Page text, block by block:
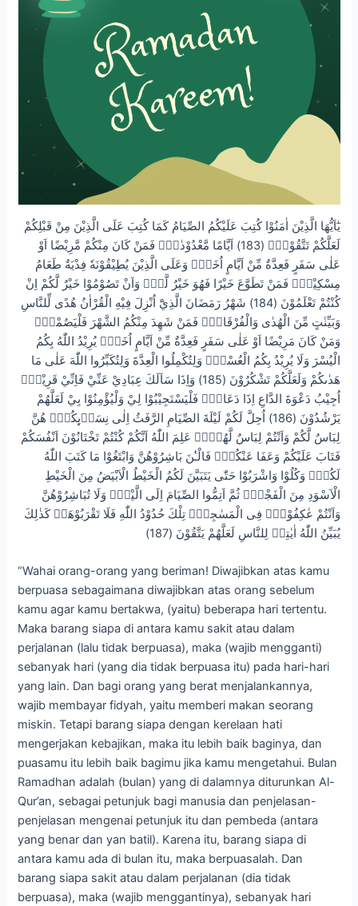
يٰٓاَيُّهَا الَّذِيْنَ اٰمَنُوْا كُتِبَ عَلَيْكُمُ الصِّيَامُ كَمَا كُتِبَ عَلَى الَّذِيْنَ مِنْ قَبْلِكُمْ
لَعَلَّكُمْ تَتَّقُوْنَۙ (183) اَيَّامًا مَّعْدُوْدٰتٍۗ فَمَنْ كَانَ مِنْكُمْ مَّرِيْضًا اَوْ
عَلٰى سَفَرٍ فَعِدَّةٌ مِّنْ اَيَّامٍ اُخَرَۗ وَعَلَى الَّذِيْنَ يُطِيْقُوْنَهٗ فِدْيَةٌ طَعَامُ
مِسْكِيْنٍۗ فَمَنْ تَطَوَّعَ خَيْرًا فَهُوَ خَيْرٌ لَّهٗۗ وَاَنْ تَصُوْمُوْا خَيْرٌ لَّكُمْ اِنْ
كُنْتُمْ تَعْلَمُوْنَ (184) شَهْرُ رَمَضَانَ الَّذِيْٓ اُنْزِلَ فِيْهِ الْقُرْاٰنُ هُدًى لِّلنَّاسِ
وَبَيِّنٰتٍ مِّنَ الْهُدٰى وَالْفُرْقَانِۚ فَمَنْ شَهِدَ مِنْكُمُ الشَّهْرَ فَلْيَصُمْهُۗ
وَمَنْ كَانَ مَرِيْضًا اَوْ عَلٰى سَفَرٍ فَعِدَّةٌ مِّنْ اَيَّامٍ اُخَرَۗ يُرِيْدُ اللّٰهُ بِكُمُ
الْيُسْرَ وَلَا يُرِيْدُ بِكُمُ الْعُسْرَۖ وَلِتُكْمِلُوا الْعِدَّةَ وَلِتُكَبِّرُوا اللّٰهَ عَلٰى مَا
هَدٰىكُمْ وَلَعَلَّكُمْ تَشْكُرُوْنَ (185) وَاِذَا سَاَلَكَ عِبَادِيْ عَنِّيْ فَاِنِّيْ قَرِيْبٌۗ
اُجِيْبُ دَعْوَةَ الدَّاعِ اِذَا دَعَانِۙ فَلْيَسْتَجِيْبُوْا لِيْ وَلْيُؤْمِنُوْا بِيْ لَعَلَّهُمْ
يَرْشُدُوْنَ (186) اُحِلَّ لَكُمْ لَيْلَةَ الصِّيَامِ الرَّفَثُ اِلٰى نِسَاۤىِٕكُمْۗ هُنَّ
لِبَاسٌ لَّكُمْ وَاَنْتُمْ لِبَاسٌ لَّهُنَّۗ عَلِمَ اللّٰهُ اَنَّكُمْ كُنْتُمْ تَخْتَانُوْنَ اَنْفُسَكُمْ
فَتَابَ عَلَيْكُمْ وَعَفَا عَنْكُمْۚ فَالْـٰٔنَ بَاشِرُوْهُنَّ وَابْتَغُوْا مَا كَتَبَ اللّٰهُ
لَكُمْۗ وَكُلُوْا وَاشْرَبُوْا حَتّٰى يَتَبَيَّنَ لَكُمُ الْخَيْطُ الْاَبْيَضُ مِنَ الْخَيْطِ
الْاَسْوَدِ مِنَ الْفَجْرِۖ ثُمَّ اَتِمُّوا الصِّيَامَ اِلَى الَّيْلِۚ وَلَا تُبَاشِرُوْهُنَّ
وَاَنْتُمْ عٰكِفُوْنَۙ فِى الْمَسٰجِدِۗ تِلْكَ حُدُوْدُ اللّٰهِ فَلَا تَقْرَبُوْهَاۗ كَذٰلِكَ
يُبَيِّنُ اللّٰهُ اٰيٰتِهٖ لِلنَّاسِ لَعَلَّهُمْ يَتَّقُوْنَ (187)
“Wahai orang-orang yang beriman! Diwajibkan atas kamu
berpuasa sebagaimana diwajibkan atas orang sebelum
kamu agar kamu bertakwa, (yaitu) beberapa hari tertentu.
Maka barang siapa di antara kamu sakit atau dalam
perjalanan (lalu tidak berpuasa), maka (wajib mengganti)
sebanyak hari (yang dia tidak berpuasa itu) pada hari-hari
yang lain. Dan bagi orang yang berat menjalankannya,
wajib membayar fidyah, yaitu memberi makan seorang
miskin. Tetapi barang siapa dengan kerelaan hati
mengerjakan kebajikan, maka itu lebih baik baginya, dan
puasamu itu lebih baik bagimu jika kamu mengetahui. Bulan
Ramadhan adalah (bulan) yang di dalamnya diturunkan Al-
Qur’an, sebagai petunjuk bagi manusia dan penjelasan-
penjelasan mengenai petunjuk itu dan pembeda (antara
yang benar dan yan batil). Karena itu, barang siapa di
antara kamu ada di bulan itu, maka berpuasalah. Dan
barang siapa sakit atau dalam perjalanan (dia tidak
berpuasa), maka (wajib menggantinya), sebanyak hari